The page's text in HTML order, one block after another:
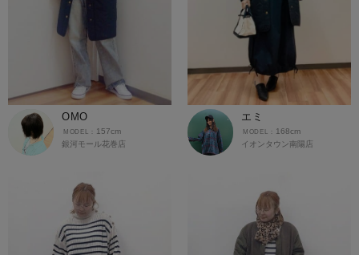
OMO
銀河モール花巻店
157cm
エミ
イオンタウン南陽店
168cm